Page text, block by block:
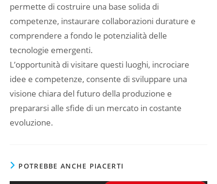
permette di costruire una base solida di
competenze, instaurare collaborazioni durature e
comprendere a fondo le potenzialità delle
tecnologie emergenti.
L’opportunità di visitare questi luoghi, incrociare
idee e competenze, consente di sviluppare una
visione chiara del futuro della produzione e
prepararsi alle sfide di un mercato in costante
evoluzione.
POTREBBE ANCHE PIACERTI